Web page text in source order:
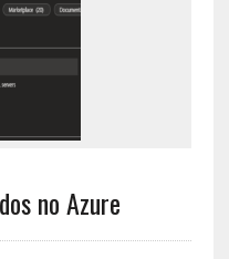
no Azure